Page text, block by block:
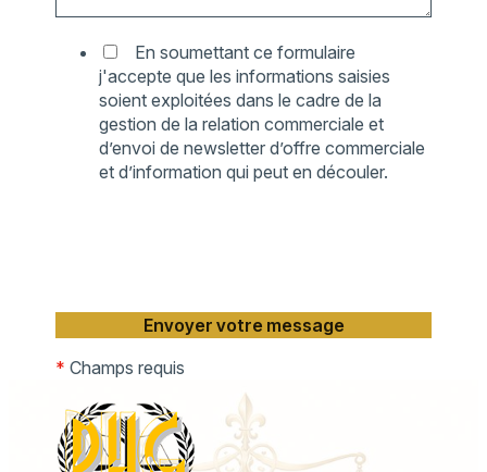
En soumettant ce formulaire
j'accepte que les informations saisies
soient exploitées dans le cadre de la
gestion de la relation commerciale et
d’envoi de newsletter d’offre commerciale
et d’information qui peut en découler.
* Champs requis